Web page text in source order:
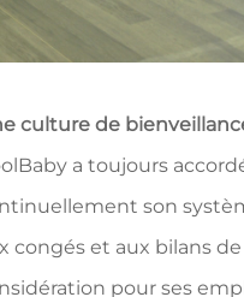
culture de
a toujours
son
congés et aux bilans
pour ses